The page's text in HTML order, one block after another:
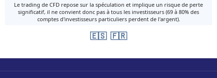
Le trading de CFD repose sur la spéculation et implique un risque de perte
significatif, il ne convient donc pas à tous les investisseurs (69 à 80% des
comptes d'investisseurs particuliers perdent de l'argent).
🇪🇸 🇫🇷